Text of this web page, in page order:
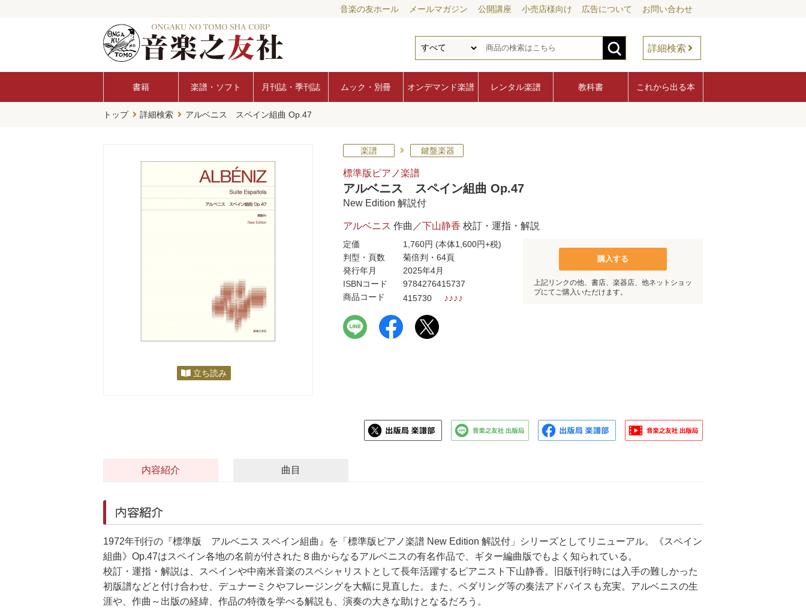
音楽の友ホール メールマガジン 公開講座 小売店様向け 広告について お問い合わせ
詳細検索
書籍 楽譜・ソフト 月刊誌・季刊誌 ムック・別冊 オンデマンド楽譜 レンタル楽譜 教科書 これから出る本
トップ 詳細検索 アルベニス スペイン組曲 Op.47
立ち読み
楽譜 鍵盤楽器
標準版ピアノ楽譜
アルベニス スペイン組曲 Op.47
New Edition 解説付
アルベニス 作曲／下山静香 校訂・運指・解説
定価 1,760円 (本体1,600円+税)
判型・頁数
菊倍判・64頁
発行年月
2025年4月
ISBNコード
9784276415737
商品コード
415730 ♪♪♪♪
購入する
上記リンクの他、書店、楽器店、他ネットショッ
プにてご購入いただけます。
内容紹介 曲目
内容紹介
1972年刊行の『標準版 アルベニス スペイン組曲』を「標準版ピアノ楽譜 New Edition 解説付」シリーズとしてリニューアル。《スペイン
組曲》Op.47はスペイン各地の名前が付された８曲からなるアルベニスの有名作品で、ギター編曲版でもよく知られている。
校訂・運指・解説は、スペインや中南米音楽のスペシャリストとして長年活躍するピアニスト下山静香。旧版刊行時には入手の難しかった
初版譜などと付け合わせ、デュナーミクやフレージングを大幅に見直した。また、ペダリング等の奏法アドバイスも充実。アルベニスの生
涯や、作曲～出版の経緯、作品の特徴を学べる解説も、演奏の大きな助けとなるだろう。